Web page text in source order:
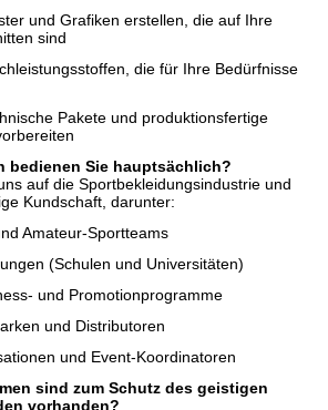
und Grafiken erstellen, die auf Ihre
sind
die für Ihre Bedürfnisse
Pakete und produktionsfertige
bedienen Sie hauptsächlich?
auf die Sportbekleidungsindustrie und
Kundschaft, darunter:
Amateur-Sportteams
(Schulen und Universitäten)
und Promotionprogramme
und Distributoren
und Event-Koordinatoren
sind zum Schutz des geistigen
vorhanden?